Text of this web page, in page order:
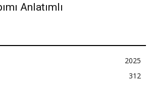
Anlatımlı
2025
312